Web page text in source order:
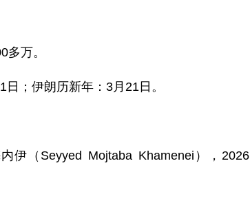
多万。
；伊朗历新年：3月21日。
伊（Seyyed Mojtaba Khamenei），